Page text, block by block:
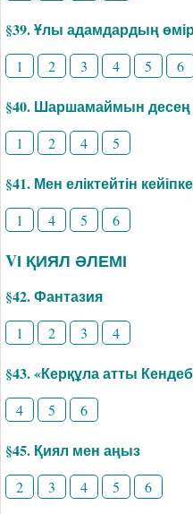
§39. Ұлы адамдардың
1 2 3 4 5 6
§40. Шаршамаймын десең
1 2 4 5
§41. Мен еліктейтін
1 4 5 6
VІ ҚИЯЛ ӘЛЕМІ
§42. Фантазия
1 2 3 4
§43. «Керқұла атты
4 5 6
§45. Қиял мен аңыз
2 3 4 5 6